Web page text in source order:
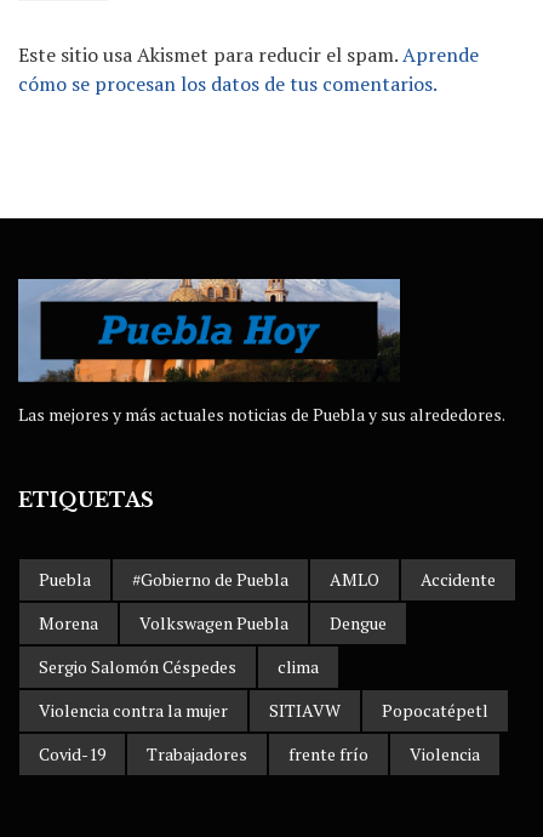
Este sitio usa Akismet para reducir el spam.Aprende
cómo se procesan los datos de tus comentarios.
Las mejores y más actuales noticias de Puebla y sus alrededores.
ETIQUETAS
Puebla #Gobierno de Puebla AMLO
Accidente
Morena
Volkswagen Puebla
Dengue
Sergio Salomón Céspedes
clima
Violencia contra la mujer
SITIAVW
Popocatépetl
Covid-19
Trabajadores frente frío Violencia